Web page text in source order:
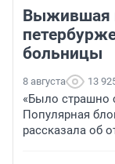
Выжившая
больницы
8 августа 13
«Было страшно
Популярная
рассказала об